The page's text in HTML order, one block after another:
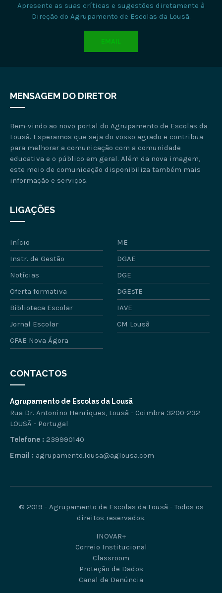
Apresente as suas críticas e sugestões diretamente à
Direção do Agrupamento de Escolas da Lousã.
EMAIL
MENSAGEM DO DIRETOR
Bem-vindo ao novo portal do Agrupamento de Escolas da
Lousã. Esperamos que seja do vosso agrado e contribua
para melhorar a comunicação com a comunidade
educativa e o público em geral. Além da nova imagem,
este meio de comunicação disponibiliza também mais
informação e serviços.
LIGAÇÕES
Início
ME
Instr. de Gestão
DGAE
Notícias
DGE
Oferta formativa
DGEsTE
Biblioteca Escolar
IAVE
Jornal Escolar
CM Lousã
CFAE Nova Ágora
CONTACTOS
Agrupamento de Escolas da Lousã
Rua Dr. Antonino Henriques, Lousã - Coimbra 3200-232
LOUSÃ - Portugal
Telefone : 239990140
Email : agrupamento.lousa@aglousa.com
© 2019 - Agrupamento de Escolas da Lousã - Todos os
direitos reservados.
INOVAR+
Correio Institucional
Classroom
Proteção de Dados
Canal de Denúncia